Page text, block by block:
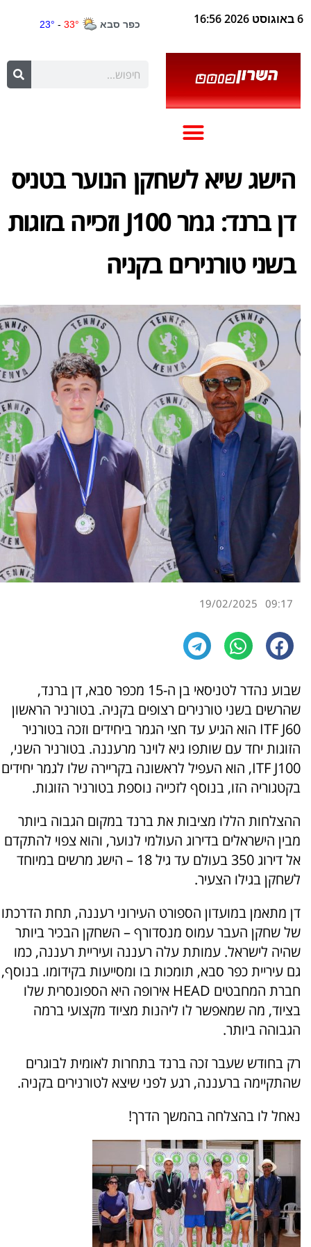
6 באוגוסט 2026 16:56
הישג שיא לשחקן הנוער בטניס
דן ברנד: גמר J100 וזכייה בזוגות
בשני טורנירים בקניה
09:17
19/02/2025
שבוע נהדר לטניסאי בן ה-15 מכפר סבא, דן ברנד,
שהרשים בשני טורנירים רצופים בקניה. בטורניר הראשון
ITF J60 הוא הגיע עד חצי הגמר ביחידים וזכה בטורניר
הזוגות יחד עם שותפו גיא לוינר מרעננה. בטורניר השני,
ITF J100, הוא העפיל לראשונה בקריירה שלו לגמר יחידים
בקטגוריה הזו, בנוסף לזכייה נוספת בטורניר הזוגות.
ההצלחות הללו מציבות את ברנד במקום הגבוה ביותר
מבין הישראלים בדירוג העולמי לנוער, והוא צפוי להתקדם
אל דירוג 350 בעולם עד גיל 18 – הישג מרשים במיוחד
לשחקן בגילו הצעיר.
דן מתאמן במועדון הספורט העירוני רעננה, תחת הדרכתו
של שחקן העבר עמוס מנסדורף – השחקן הבכיר ביותר
שהיה לישראל. עמותת עלה רעננה ועיריית רעננה, כמו
גם עיריית כפר סבא, תומכות בו ומסייעות בקידומו. בנוסף,
חברת המחבטים HEAD אירופה היא הספונסרית שלו
בציוד, מה שמאפשר לו ליהנות מציוד מקצועי ברמה
הגבוהה ביותר.
רק בחודש שעבר זכה ברנד בתחרות לאומית לבוגרים
שהתקיימה ברעננה, רגע לפני שיצא לטורנירים בקניה.
נאחל לו בהצלחה בהמשך הדרך!